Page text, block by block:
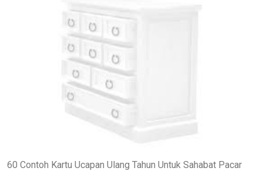
60 Contoh Kartu Ucapan Ulang Tahun Untuk Sahabat Pacar